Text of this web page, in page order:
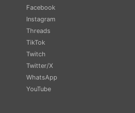
Facebook
Instagram
Threads
TikTok
Twitch
Twitter/X
WhatsApp
YouTube